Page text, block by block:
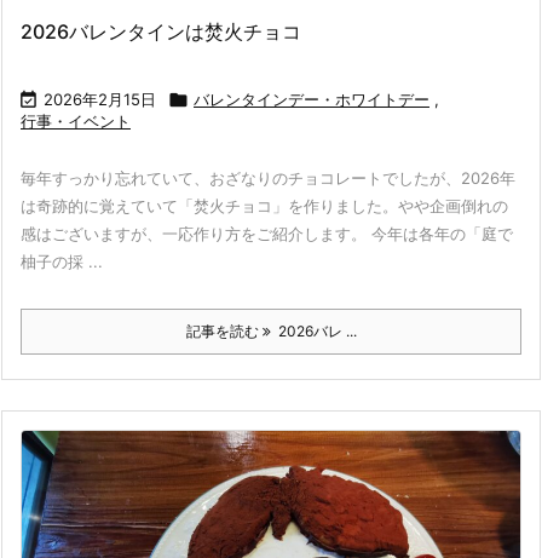
2026バレンタインは焚火チョコ
 2026年2月15日  バレンタインデー・ホワイトデー ,
行事・イベント
毎年すっかり忘れていて、おざなりのチョコレートでしたが、2026年
は奇跡的に覚えていて「焚火チョコ」を作りました。やや企画倒れの
感はございますが、一応作り方をご紹介します。 今年は各年の「庭で
柚子の採 ...
記事を読む 2026バレ ...